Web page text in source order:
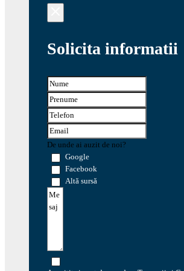
Solicita informatii
De unde ai auzit de noi?
Google
Facebook
Altă sursă